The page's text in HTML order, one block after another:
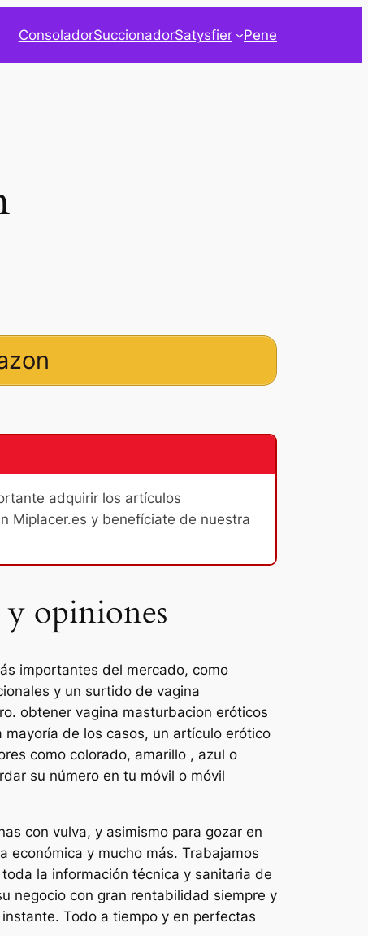
ConsoladorSuccionadorSatysfier Pene
adquirir los artículos
Miplacer.es y benefíciate de nuestra
opiniones
importantes del mercado, como
y un surtido de vagina
obtener vagina masturbacion eróticos
de los casos, un artículo erótico
como colorado, amarillo , azul o
su número en tu móvil o móvil
con vulva, y asimismo para gozar en
económica y mucho más. Trabajamos
la información técnica y sanitaria de
negocio con gran rentabilidad siempre y
Todo a tiempo y en perfectas